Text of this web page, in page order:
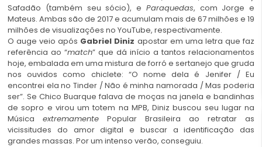
Safadão (também seu sócio), e Paraquedas, com Jorge e
Mateus. Ambas são de 2017 e acumulam mais de 67 milhões e 19
milhões de visualizações no YouTube, respectivamente.
O auge veio após Gabriel Diniz apostar em uma letra que faz
referência ao “match” que dá início a tantos relacionamentos
hoje, embalada em uma mistura de forró e sertanejo que gruda
nos ouvidos como chiclete: “O nome dela é Jenifer / Eu
encontrei ela no Tinder / Não é minha namorada / Mas poderia
ser”. Se Chico Buarque falava de moças na janela e bandinhas
de sopro e virou um totem na MPB, Diniz buscou seu lugar na
Música extremamente Popular Brasileira ao retratar as
vicissitudes do amor digital e buscar a identificação das
grandes massas. Por um intenso verão, conseguiu.